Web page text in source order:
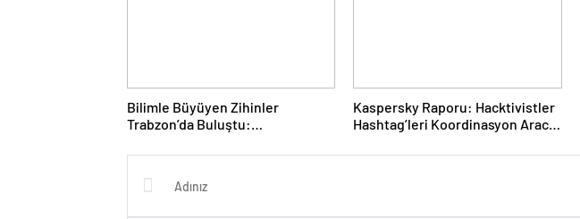
Bilimle Büyüyen Zihinler
Trabzon’da Buluştu:
Esti!- Haber Şafak
Kaspersky Raporu: Hacktivistler
Hashtag’leri Koordinasyon Aracı
Saldırılarda DDoS Öne Çıkıyor-